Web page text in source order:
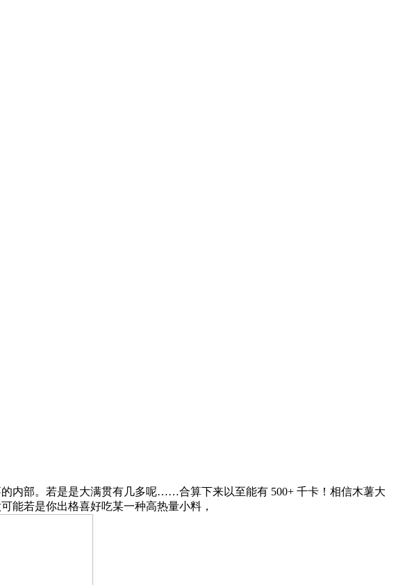
部。若是是大满贯有几多呢……合算下来以至能有 500+ 千卡！相信木薯大
能若是你出格喜好吃某一种高热量小料，